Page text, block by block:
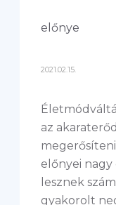
előnye
2021.02.15.
az
előnyei
lesznek
gyakorolt